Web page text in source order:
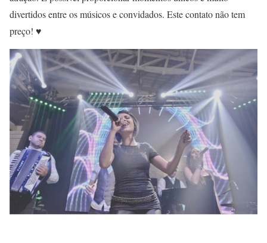
divertidos entre os músicos e convidados. Este contato não tem
preço! ♥